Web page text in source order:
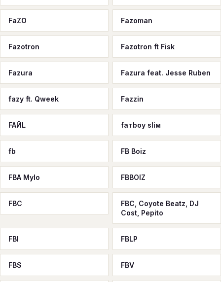
FaZO Fazoman
Fazotron Fazotron ft Fisk
Fazura Fazura feat. Jesse Ruben
fazy ft. Qweek Fazzin
FAЙL faтboy sliм
fb FB Boiz
FBA Mylo FBBOIZ
FBC
FBC, Coyote Beatz, DJ
Cost, Pepito
FBI FBLP
FBS FBV